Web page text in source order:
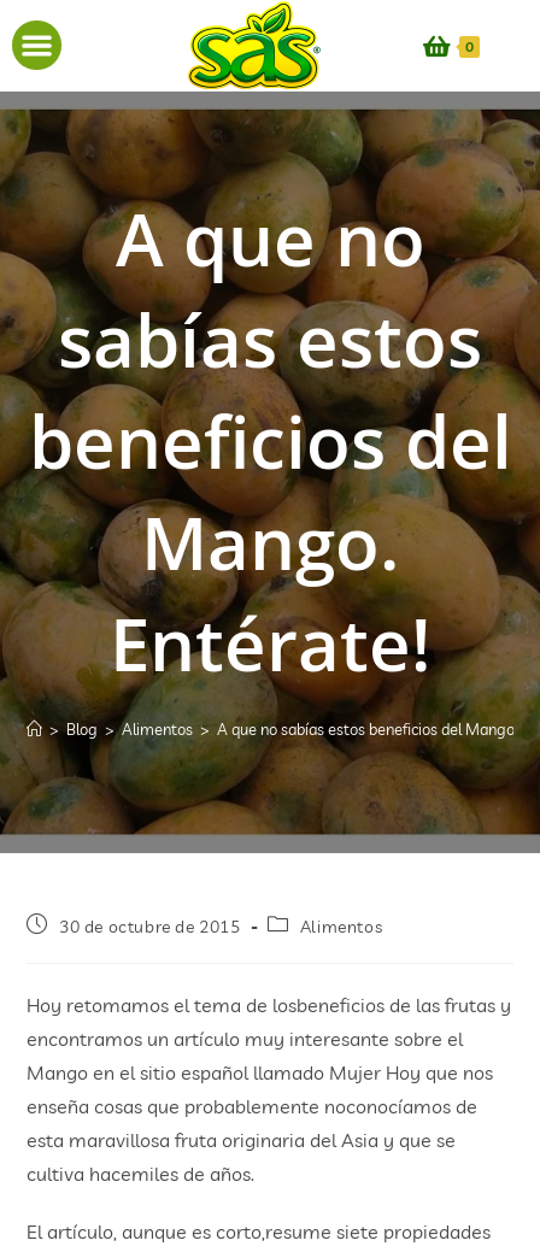
0
A que no
sabías estos
beneficios del
Mango.
Entérate!
> Blog > Alimentos > A que no sabías estos beneficios del Mango.
30 de octubre de 2015 Alimentos
Hoy retomamos el tema de losbeneficios de las frutas y
encontramos un artículo muy interesante sobre el
Mango en el sitio español llamado Mujer Hoy que nos
enseña cosas que probablemente noconocíamos de
esta maravillosa fruta originaria del Asia y que se
cultiva hacemiles de años.
El artículo, aunque es corto,resume siete propiedades